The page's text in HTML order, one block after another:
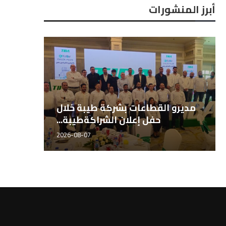
أبرز المنشورات
المهندس هاني الشيخ، مدير قطاع
الأسمدة طيبة للتجارة...
2026-08-07